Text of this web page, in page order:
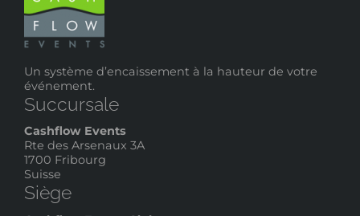
Un système d’encaissement à la hauteur de votre
événement.
Succursale
Cashflow Events
Rte des Arsenaux 3A
1700 Fribourg
Suisse
Siège